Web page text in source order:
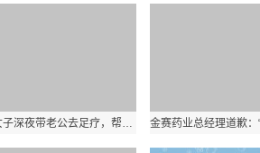
女子深夜带老公去足疗，帮他点个女技师按摩，自己在一旁躺着享受 世界独家